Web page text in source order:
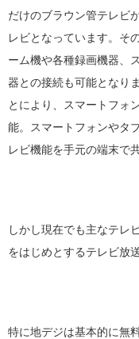
だけのブラウン管テレビ
レビとなっています。そ
ーム機や各種録画機器、
器との接続も可能となり
とにより、スマートフォ
能。スマートフォンやタ
レビ機能を手元の端末で
しかし現在でも主なテレ
をはじめとするテレビ放
特に地デジは基本的に無